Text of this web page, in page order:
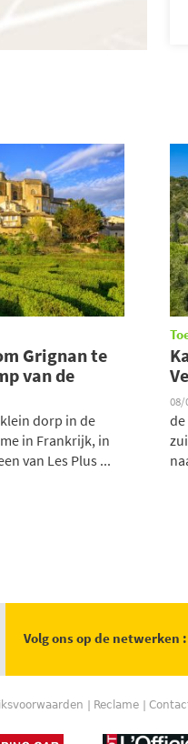
Grignan te
van de
dorp in de
in Frankrijk, in
van Les Plus ...
08/
Volg ons op de netwerken :
Reclame